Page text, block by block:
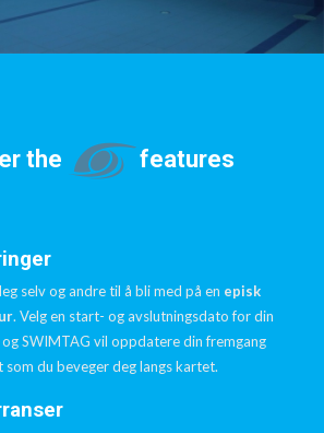
the features
selv og andre til å bli med på en episk
. Velg en start- og avslutningsdato for din
SWIMTAG vil oppdatere din fremgang
du beveger deg langs kartet.